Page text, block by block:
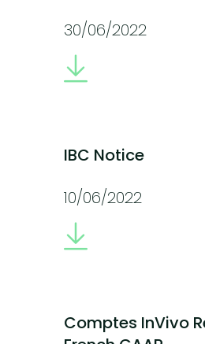
30/06/2022
IBC Notice
10/06/2022
Comptes InVivo